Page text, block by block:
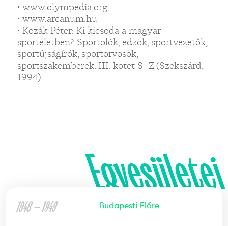
• www.olympedia.org
• www.arcanum.hu
• Kozák Péter: Ki kicsoda a magyar
sportéletben? Sportolók, edzők, sportvezetők,
sportújságírók, sportorvosok,
sportszakemberek. III. kötet S–Z (Szekszárd,
1994)
Egyesületei
1948 — 1949 Budapesti Előre